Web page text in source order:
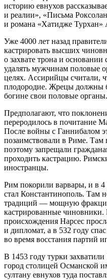
историю евнухов
и реалии», «Письма
и романа «Хатидже Турхан»
Уже 4000 лет назад
кастрировать высших
о захвате трона и
удалять мужчинам половые
целях. Ассирийцы считали,
плодородие. Жрецы должны
богине свои половые органы.
Предполагают, что
переродилось в почитание
После войны с Ганнибалом
позаимствовали в Риме.
поэтому запрещали
проходить кастрацию.
иностранцы.
Рим покорили варвары, и в
стал Константинополь. Там
традиций — мощную
кастрированные чиновники.
происхождения Нарсес
и дипломат, а в 532 году
во время восстания партий
В 1453 году турки
город столицей Османской
султану евнухов туда